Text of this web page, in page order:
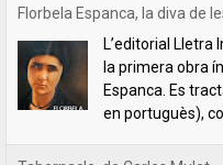
Una de les
anunciar les
de l'estiu. La
Mulet:[...]
Lletra Impresa aposta per la